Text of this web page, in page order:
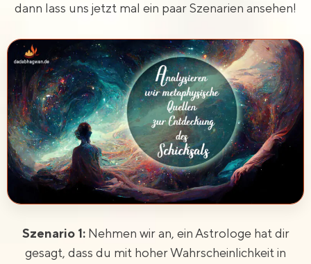
dann lass uns jetzt mal ein paar Szenarien ansehen!
Szenario 1:Nehmen wir an, ein Astrologe hat dir
gesagt, dass du mit hoher Wahrscheinlichkeit in